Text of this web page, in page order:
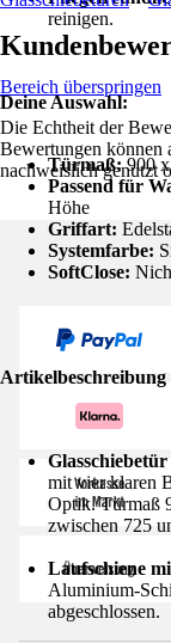
reinigen.
Deine Auswahl:
Türmaß:900 x
Passend für
Höhe
Griffart:
Systemfarbe:
SoftClose:
mit vier klaren
Optik. Türmaß
zwischen 725
Laufschiene
Aluminium-
abgeschlossen.
Bereich überspringen
Die Echtheit der
Bewertungen können
nachweislich genutzt